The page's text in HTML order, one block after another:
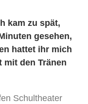
kam zu spät,
gesehen,
hattet ihr mich
mit den Tränen
Schultheater